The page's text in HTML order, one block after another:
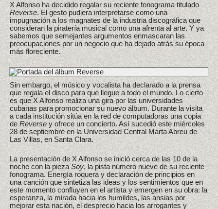
X Alfonso ha decidido regalar su reciente fonograma titulado
Reverse. El gesto pudiera interpretarse como una
impugnación a los magnates de la industria discográfica que
consideran la piratería musical como una afrenta al arte. Y ya
sabemos que semejantes argumentos enmascaran las
preocupaciones por un negocio que ha dejado atrás su época
más floreciente.
Sin embargo, el músico y vocalista ha declarado a la prensa
que regala el disco para que llegue a todo el mundo. Lo cierto
es que X Alfonso realiza una gira por las universidades
cubanas para promocionar su nuevo álbum. Durante la visita
a cada institución sitúa en la red de computadoras una copia
deReversey ofrece un concierto. Así sucedió este miércoles
28 de septiembre en la Universidad Central Marta Abreu de
Las Villas, en Santa Clara.
La presentación de X Alfonso se inició cerca de las 10 de la
noche con la piezaSoy, la pista número nueve de su reciente
fonograma. Energía roquera y declaración de principios en
una canción que sintetiza las ideas y los sentimientos que en
este momento confluyen en el artista y emergen en su obra: la
esperanza, la mirada hacia los humildes, las ansias por
mejorar esta nación, el desprecio hacia los arrogantes y